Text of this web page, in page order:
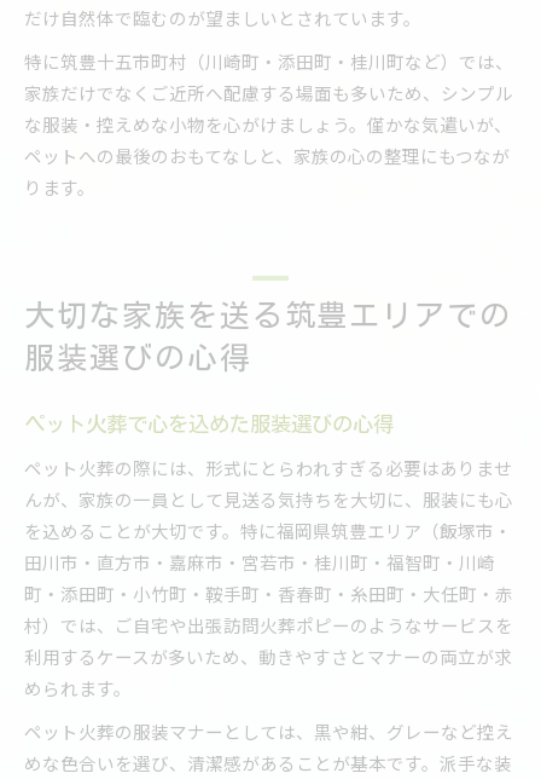
だけ自然体で臨むのが望ましいとされています。
特に筑豊十五市町村（川崎町・添田町・桂川町など）では、
家族だけでなくご近所へ配慮する場面も多いため、シンプル
な服装・控えめな小物を心がけましょう。僅かな気遣いが、
ペットへの最後のおもてなしと、家族の心の整理にもつなが
ります。
大切な家族を送る筑豊エリアでの
服装選びの心得
ペット火葬で心を込めた服装選びの心得
ペット火葬の際には、形式にとらわれすぎる必要はありませ
んが、家族の一員として見送る気持ちを大切に、服装にも心
を込めることが大切です。特に福岡県筑豊エリア（飯塚市・
田川市・直方市・嘉麻市・宮若市・桂川町・福智町・川崎
町・添田町・小竹町・鞍手町・香春町・糸田町・大任町・赤
村）では、ご自宅や出張訪問火葬ポピーのようなサービスを
利用するケースが多いため、動きやすさとマナーの両立が求
められます。
ペット火葬の服装マナーとしては、黒や紺、グレーなど控え
めな色合いを選び、清潔感があることが基本です。派手な装